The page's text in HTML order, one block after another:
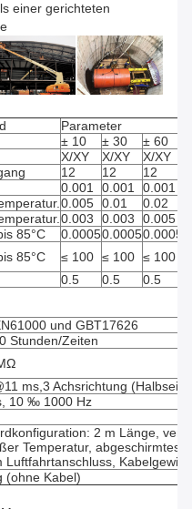
einer gerichteten
Parameter
± 10 ± 30 ± 60
X/XY X/XY X/XY
12 12 12
0.001 0.001 0.001
0.005 0.01 0.02
0.003 0.003 0.005
85°C 0.00050.00050.0005
85°C ≤ 100 ≤ 100 ≤ 100
0.5 0.5 0.5
und GBT17626
Stunden/Zeiten
ms,3 Achsrichtung
10 ‰ 1000 Hz
2 m Länge,
Temperatur, abgeschirmtes
Luftfahrtanschluss,
(ohne Kabel)